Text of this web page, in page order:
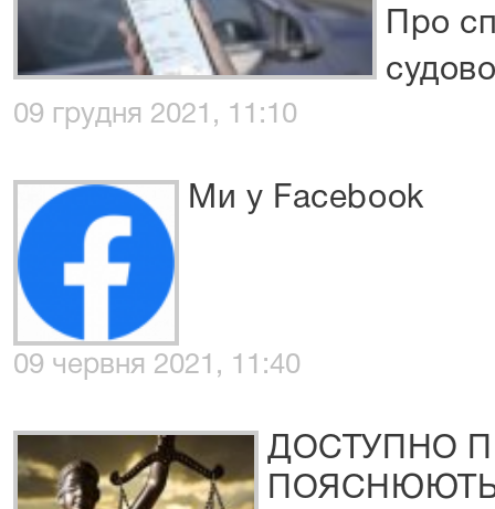
Про
09 грудня 2021, 11:10
Ми у Facebook
09 червня 2021, 11:40
ДОСТУПНО
ПОЯСНЮЮТЬ